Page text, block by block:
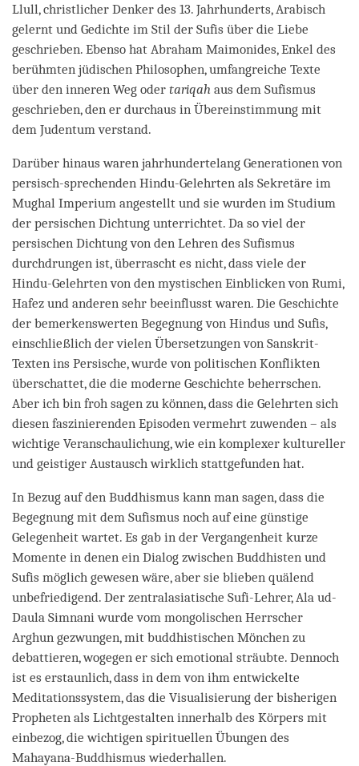
Llull, christlicher Denker des 13. Jahrhunderts, Arabisch
gelernt und Gedichte im Stil der Sufis über die Liebe
geschrieben. Ebenso hat Abraham Maimonides, Enkel des
berühmten jüdischen Philosophen, umfangreiche Texte
über den inneren Weg oder tariqah aus dem Sufismus
geschrieben, den er durchaus in Übereinstimmung mit
dem Judentum verstand.
Darüber hinaus waren jahrhundertelang Generationen von
persisch-sprechenden Hindu-Gelehrten als Sekretäre im
Mughal Imperium angestellt und sie wurden im Studium
der persischen Dichtung unterrichtet. Da so viel der
persischen Dichtung von den Lehren des Sufismus
durchdrungen ist, überrascht es nicht, dass viele der
Hindu-Gelehrten von den mystischen Einblicken von Rumi,
Hafez und anderen sehr beeinflusst waren. Die Geschichte
der bemerkenswerten Begegnung von Hindus und Sufis,
einschließlich der vielen Übersetzungen von Sanskrit-
Texten ins Persische, wurde von politischen Konflikten
überschattet, die die moderne Geschichte beherrschen.
Aber ich bin froh sagen zu können, dass die Gelehrten sich
diesen faszinierenden Episoden vermehrt zuwenden – als
wichtige Veranschaulichung, wie ein komplexer kultureller
und geistiger Austausch wirklich stattgefunden hat.
In Bezug auf den Buddhismus kann man sagen, dass die
Begegnung mit dem Sufismus noch auf eine günstige
Gelegenheit wartet. Es gab in der Vergangenheit kurze
Momente in denen ein Dialog zwischen Buddhisten und
Sufis möglich gewesen wäre, aber sie blieben quälend
unbefriedigend. Der zentralasiatische Sufi-Lehrer, Ala ud-
Daula Simnani wurde vom mongolischen Herrscher
Arghun gezwungen, mit buddhistischen Mönchen zu
debattieren, wogegen er sich emotional sträubte. Dennoch
ist es erstaunlich, dass in dem von ihm entwickelte
Meditationssystem, das die Visualisierung der bisherigen
Propheten als Lichtgestalten innerhalb des Körpers mit
einbezog, die wichtigen spirituellen Übungen des
Mahayana-Buddhismus wiederhallen.